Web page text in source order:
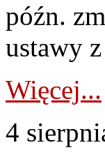
późn.
ustawy
Więcej...
4